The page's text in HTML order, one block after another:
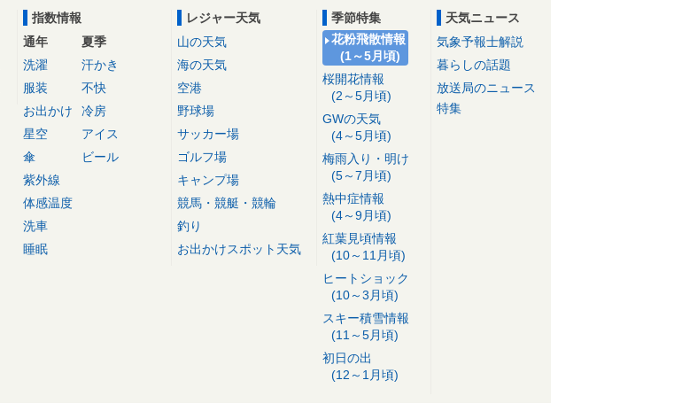
指数情報
通年
洗濯
服装
お出かけ
星空
傘
紫外線
体感温度
洗車
睡眠
夏季
汗かき
不快
冷房
アイス
ビール
レジャー天気
山の天気
海の天気
空港
野球場
サッカー場
ゴルフ場
キャンプ場
競馬・競艇・競輪
釣り
お出かけスポット天気
季節特集
花粉飛散情報
(1～5月頃)
桜開花情報
(2～5月頃)
GWの天気
(4～5月頃)
梅雨入り・明け
(5～7月頃)
熱中症情報
(4～9月頃)
紅葉見頃情報
(10～11月頃)
ヒートショック
(10～3月頃)
スキー積雪情報
(11～5月頃)
初日の出
(12～1月頃)
天気ニュース
気象予報士解説
暮らしの話題
放送局のニュース
特集